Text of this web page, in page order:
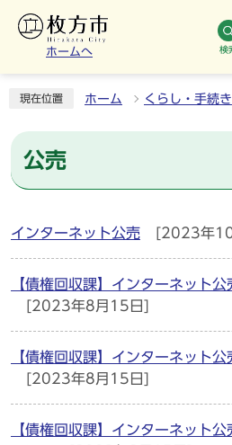
ホームへ 検
現在位置 ホーム くらし・手続き
公売
インターネット公売 [2023年
【債権回収課】インターネット
[2023年8月15日]
【債権回収課】インターネット
[2023年8月15日]
【債権回収課】インターネット